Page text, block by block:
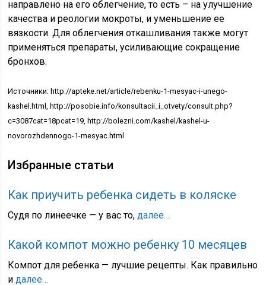
направлено на его облегчение, то есть – на улучшение
качества и реологии мокроты, и уменьшение ее
вязкости. Для облегчения откашливания также могут
применяться препараты, усиливающие сокращение
бронхов.
Источники: http://apteke.net/article/rebenku-1-mesyac-i-unego-
kashel.html, http://posobie.info/konsultacii_i_otvety/consult.php?
c=3087cat=18pcat=19, http://bolezni.com/kashel/kashel-u-
novorozhdennogo-1-mesyac.html
Избранные статьи
Как приучить ребенка сидеть в коляске
Судя по линеечке — у вас то,далее…
Какой компот можно ребенку 10 месяцев
Компот для ребенка — лучшие рецепты. Как правильно
идалее…